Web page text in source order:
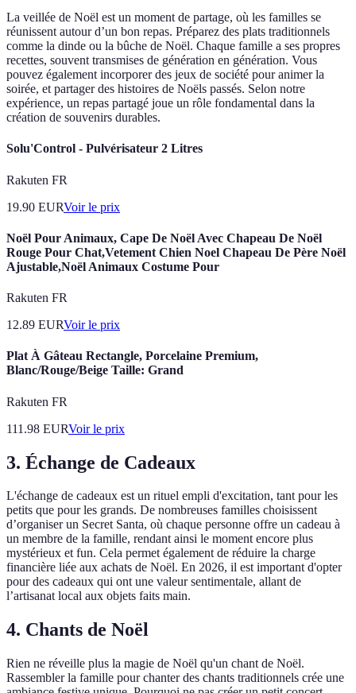
La veillée de Noël est un moment de partage, où les familles se
réunissent autour d’un bon repas. Préparez des plats traditionnels
comme la dinde ou la bûche de Noël. Chaque famille a ses propres
recettes, souvent transmises de génération en génération. Vous
pouvez également incorporer des jeux de société pour animer la
soirée, et partager des histoires de Noëls passés. Selon notre
expérience, un repas partagé joue un rôle fondamental dans la
création de souvenirs durables.
Solu'Control - Pulvérisateur 2 Litres
Rakuten FR
19.90 EURVoir le prix
Noël Pour Animaux, Cape De Noël Avec Chapeau De Noël
Rouge Pour Chat,Vetement Chien Noel Chapeau De Père Noël
Ajustable,Noël Animaux Costume Pour
Rakuten FR
12.89 EURVoir le prix
Plat À Gâteau Rectangle, Porcelaine Premium,
Blanc/Rouge/Beige Taille: Grand
Rakuten FR
111.98 EURVoir le prix
3. Échange de Cadeaux
L'échange de cadeaux est un rituel empli d'excitation, tant pour les
petits que pour les grands. De nombreuses familles choisissent
d’organiser un Secret Santa, où chaque personne offre un cadeau à
un membre de la famille, rendant ainsi le moment encore plus
mystérieux et fun. Cela permet également de réduire la charge
financière liée aux achats de Noël. En 2026, il est important d'opter
pour des cadeaux qui ont une valeur sentimentale, allant de
l’artisanat local aux objets faits main.
4. Chants de Noël
Rien ne réveille plus la magie de Noël qu'un chant de Noël.
Rassembler la famille pour chanter des chants traditionnels crée une